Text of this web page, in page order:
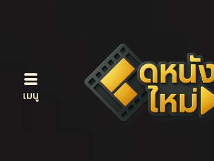
เมนู